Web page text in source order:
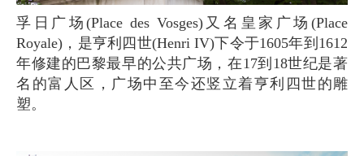
孚日广场(Place des Vosges)又名皇家广场(Place
Royale)，是亨利四世(Henri IV)下令于1605年到1612
年修建的巴黎最早的公共广场，在17到18世纪是著
名的富人区，广场中至今还竖立着亨利四世的雕
塑。